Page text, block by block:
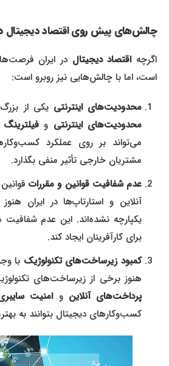
چالش‌های پیش روی اقتصاد دیجیتال در
اگرچهاقتصاد دیجیتالدر ایران فرصت‌های
است، اما با چالش‌هایی نیز روبرو است:
محدودیت‌های اینترنتییکی از
محدودیت‌های اینترنتیو فیلترینگ
می‌تواند بر روی عملکرد
مشتریان خارجی تأثیر منفی بگذارد.
عدم شفافیت قوانین و مقرراتقوانین
آنلاین و استارتاپ‌ها در ایران
یکپارچه نشده‌اند. این عدم شفافیت
برای کارآفرینان ایجاد کند.
کمبود زیرساخت‌های تکنولوژیکبا وجود
هنوز برخی از زیرساخت‌های
پرداخت‌های آنلاینو امنیت سایبری
کسب‌وکارهای دیجیتال بتوانند به